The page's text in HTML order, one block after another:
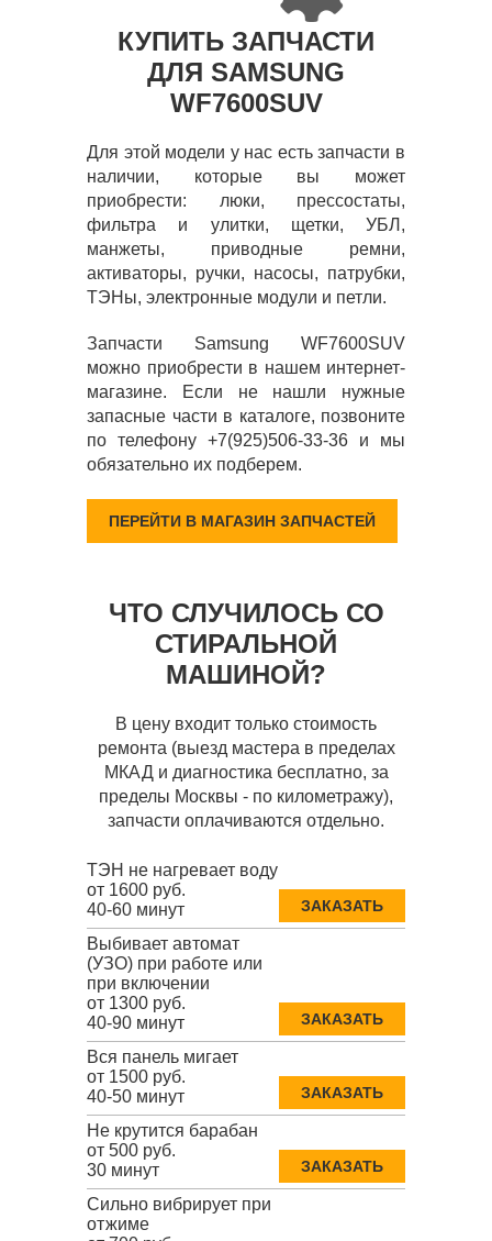
КУПИТЬ ЗАПЧАСТИ
ДЛЯ SAMSUNG
WF7600SUV
Для этой модели у нас есть запчасти в
наличии, которые вы может
приобрести: люки, прессостаты,
фильтра и улитки, щетки, УБЛ,
манжеты, приводные ремни,
активаторы, ручки, насосы, патрубки,
ТЭНы, электронные модули и петли.
Запчасти Samsung WF7600SUV
можно приобрести в нашем интернет-
магазине. Если не нашли нужные
запасные части в каталоге, позвоните
по телефону +7(925)506-33-36 и мы
обязательно их подберем.
ПЕРЕЙТИ В МАГАЗИН ЗАПЧАСТЕЙ
ЧТО СЛУЧИЛОСЬ СО
СТИРАЛЬНОЙ
МАШИНОЙ?
В цену входит только стоимость
ремонта (выезд мастера в пределах
МКАД и диагностика бесплатно, за
пределы Москвы - по километражу),
запчасти оплачиваются отдельно.
ТЭН не нагревает воду
от 1600 руб.
40-60 минут
ЗАКАЗАТЬ
Выбивает автомат
(УЗО) при работе или
при включении
от 1300 руб.
40-90 минут
ЗАКАЗАТЬ
Вся панель мигает
от 1500 руб.
40-50 минут
ЗАКАЗАТЬ
Не крутится барабан
от 500 руб.
30 минут
ЗАКАЗАТЬ
Сильно вибрирует при
отжиме